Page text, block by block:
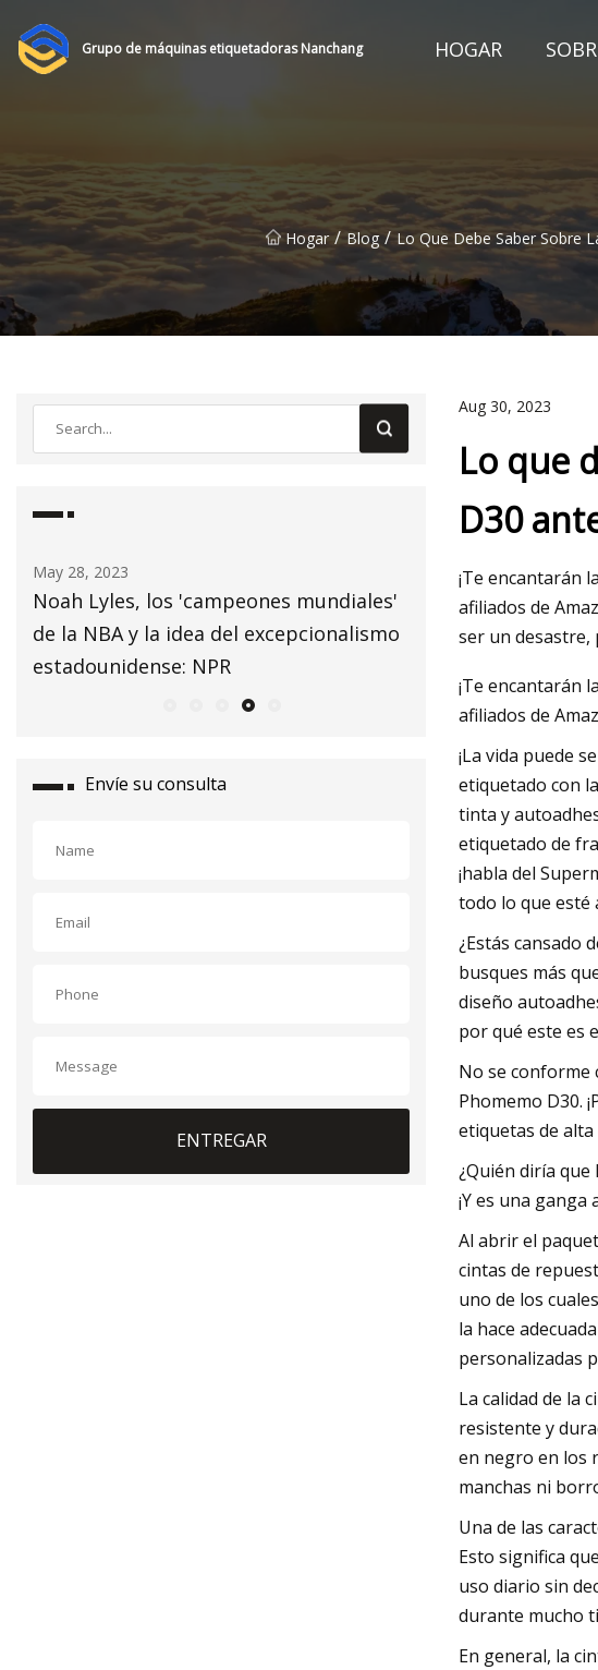
Grupo de máquinas etiquetadoras Nanchang HOGAR
Hogar / Blog / Lo Que Debe Saber Sobre
May 29, 2023
No Label Academy en Harvard espera
dar forma al futuro del hip hop a través
de la educación
May 25, 2023
'Killers of the
lanzamiento
Envíe su consulta
ENTREGAR
Aug 30, 2023
Lo que
D30
¡Te encantarán
afiliados de
ser un desastre,
¡Te encantarán
afiliados de
¡La vida puede
etiquetado con
tinta y
etiquetado de
¡habla del
todo lo que esté
¿Estás cansado
busques más
diseño
por qué este es
No se conforme
Phomemo D30.
etiquetas de alta
¿Quién diría
¡Y es una
Al abrir el
cintas de
uno de los
la hace
personalizadas
La calidad de la
resistente y
en negro en los
manchas ni
Una de las
Esto significa
uso diario sin
durante mucho
En general, la